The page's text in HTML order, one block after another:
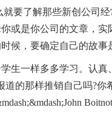
要了解那些新创公司
或是你公司的文章，
候，要确定自己的故事
生一样多多学习。认
的那样推销自己吗?